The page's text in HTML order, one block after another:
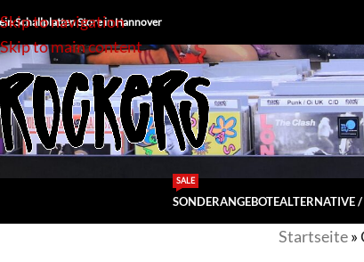
Skip to navigation
Skip to main content
Schallplatten Store in Hannover
SONDERANGEBOTE
SALE
ALTERNATIVE
Startseite»